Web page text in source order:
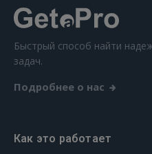
Быстрый способ найти
задач.
Подробнее о нас
Как это работает